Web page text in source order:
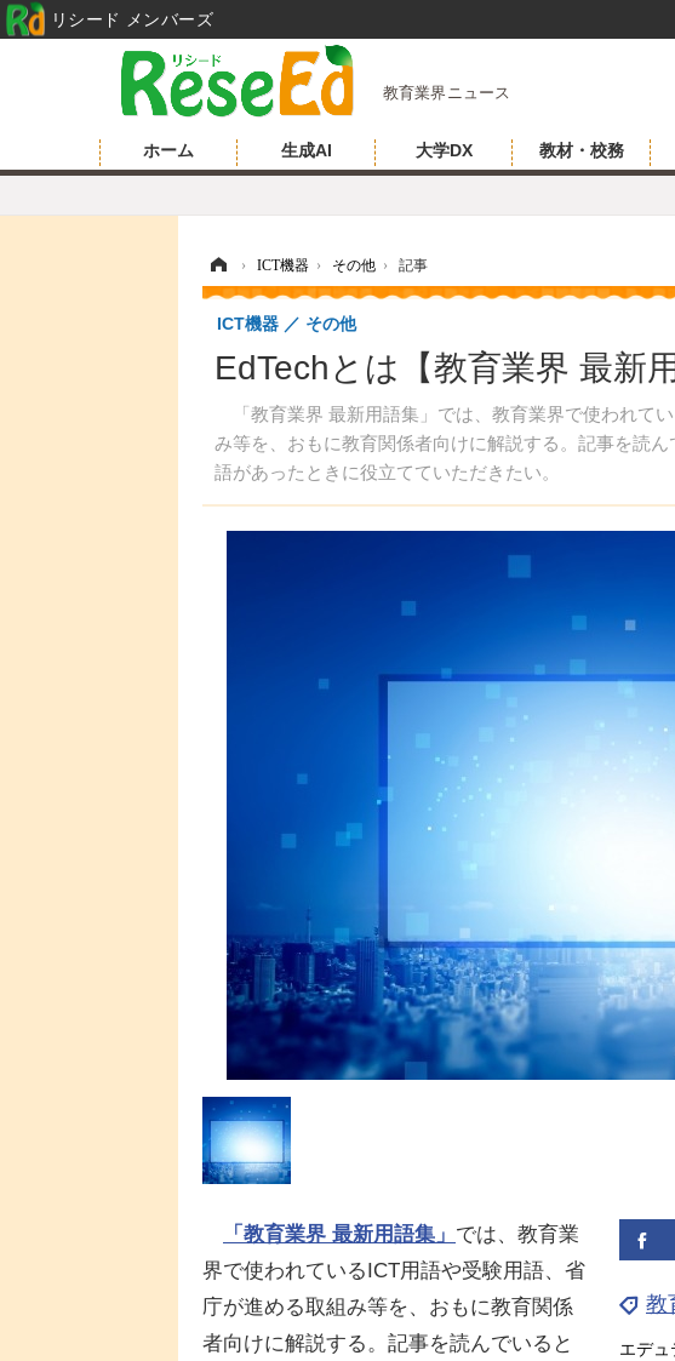
教育業界ニュース
ホーム 生成AI 大学DX 教材・校務
› ICT機器 › その他 › 記事
EdTechとは【教育業界 最新用
「教育業界 最新用語集」では、教育業界で使われて
み等を、おもに教育関係者向けに解説する。記事を読
語があったときに役立てていただきたい。
ICT機器 その他
教
エデュ
「教育業界 最新用語集」 では、教育業
界で使われているICT用語や受験用語、省
庁が進める取組み等を、おもに教育関係
者向けに解説する。記事を読んでいると
リシード メンバーズ